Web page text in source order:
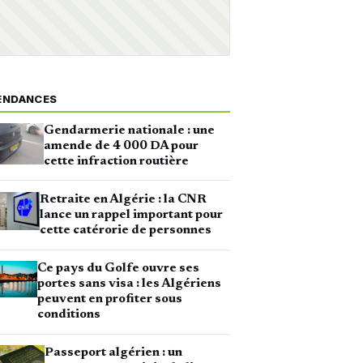
Gendarmerie nationale : une
amende de 4 000 DA pour
cette infraction routière
Retraite en Algérie : la CNR
lance un rappel important pour
cette catérorie de personnes
Ce pays du Golfe ouvre ses
portes sans visa : les Algériens
peuvent en profiter sous
conditions
Passeport algérien : un